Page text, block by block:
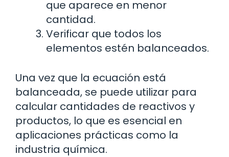
que aparece en menor
cantidad.
Verificar que todos los
elementos estén balanceados.
Una vez que la ecuación está
balanceada, se puede utilizar para
calcular cantidades de reactivos y
productos, lo que es esencial en
aplicaciones prácticas como la
industria química.